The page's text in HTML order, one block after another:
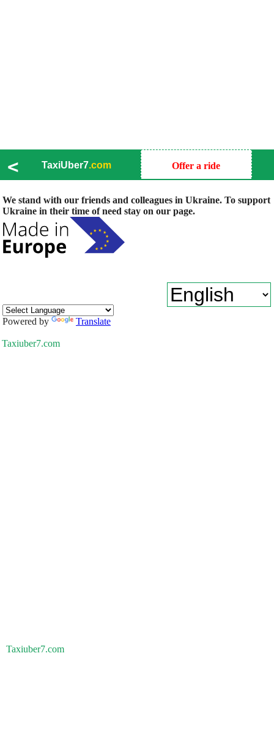
< TaxiUber7.com Offer a ride
We stand with our friends and colleagues in Ukraine. To support
Ukraine in their time of need stay on our page.
Powered by Translate
Taxiuber7.com
Taxiuber7.com